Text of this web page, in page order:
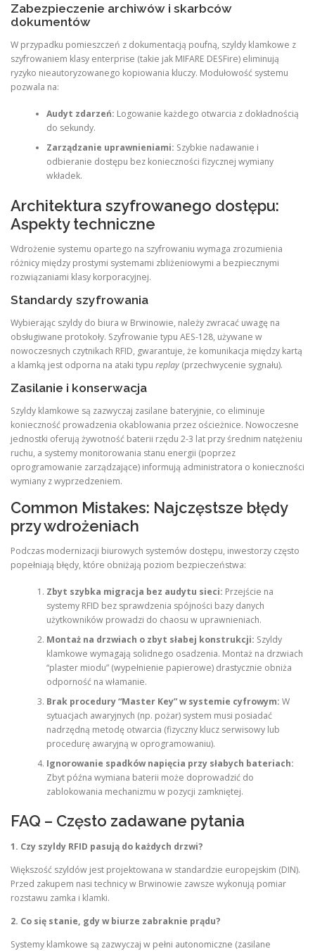
Zabezpieczenie archiwów i skarbców
dokumentów
W przypadku pomieszczeń z dokumentacją poufną, szyldy klamkowe z
szyfrowaniem klasy enterprise (takie jak MIFARE DESFire) eliminują
ryzyko nieautoryzowanego kopiowania kluczy. Modułowość systemu
pozwala na:
Audyt zdarzeń: Logowanie każdego otwarcia z dokładnością
do sekundy.
Zarządzanie uprawnieniami: Szybkie nadawanie i
odbieranie dostępu bez konieczności fizycznej wymiany
wkładek.
Architektura szyfrowanego dostępu:
Aspekty techniczne
Wdrożenie systemu opartego na szyfrowaniu wymaga zrozumienia
różnicy między prostymi systemami zbliżeniowymi a bezpiecznymi
rozwiązaniami klasy korporacyjnej.
Standardy szyfrowania
Wybierając szyldy do biura w Brwinowie, należy zwracać uwagę na
obsługiwane protokoły. Szyfrowanie typu AES-128, używane w
nowoczesnych czytnikach RFID, gwarantuje, że komunikacja między kartą
a klamką jest odporna na ataki typu replay (przechwycenie sygnału).
Zasilanie i konserwacja
Szyldy klamkowe są zazwyczaj zasilane bateryjnie, co eliminuje
konieczność prowadzenia okablowania przez ościeżnice. Nowoczesne
jednostki oferują żywotność baterii rzędu 2-3 lat przy średnim natężeniu
ruchu, a systemy monitorowania stanu energii (poprzez
oprogramowanie zarządzające) informują administratora o konieczności
wymiany z wyprzedzeniem.
Common Mistakes: Najczęstsze błędy
przy wdrożeniach
Podczas modernizacji biurowych systemów dostępu, inwestorzy często
popełniają błędy, które obniżają poziom bezpieczeństwa:
Zbyt szybka migracja bez audytu sieci: Przejście na
systemy RFID bez sprawdzenia spójności bazy danych
użytkowników prowadzi do chaosu w uprawnieniach.
Montaż na drzwiach o zbyt słabej konstrukcji: Szyldy
klamkowe wymagają solidnego osadzenia. Montaż na drzwiach
“plaster miodu” (wypełnienie papierowe) drastycznie obniża
odporność na włamanie.
Brak procedury “Master Key” w systemie cyfrowym: W
sytuacjach awaryjnych (np. pożar) system musi posiadać
nadrzędną metodę otwarcia (fizyczny klucz serwisowy lub
procedurę awaryjną w oprogramowaniu).
Ignorowanie spadków napięcia przy słabych bateriach:
Zbyt późna wymiana baterii może doprowadzić do
zablokowania mechanizmu w pozycji zamkniętej.
FAQ – Często zadawane pytania
1. Czy szyldy RFID pasują do każdych drzwi?
Większość szyldów jest projektowana w standardzie europejskim (DIN).
Przed zakupem nasi technicy w Brwinowie zawsze wykonują pomiar
rozstawu zamka i klamki.
2. Co się stanie, gdy w biurze zabraknie prądu?
Systemy klamkowe są zazwyczaj w pełni autonomiczne (zasilane